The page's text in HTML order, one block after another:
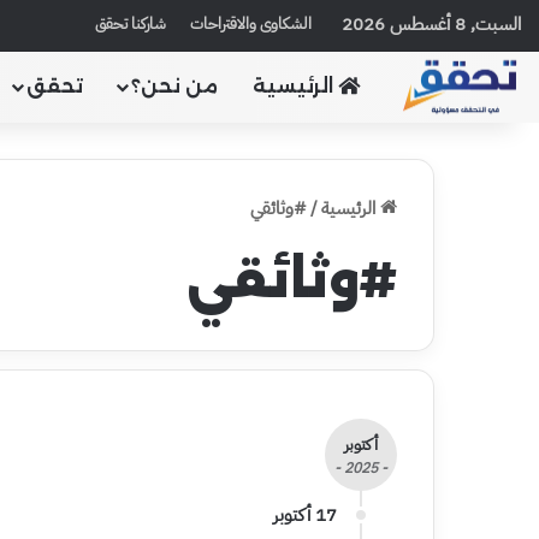
السبت, 8 أغسطس 2026 الشكاوى والاقتراحات شاركنا تحقق
الرئيسية من نحن؟ تحقق
الرئيسية/#وثائقي
#وثائقي
أكتوبر
- 2025 -
17 أكتوبر